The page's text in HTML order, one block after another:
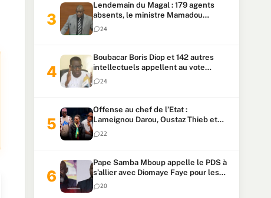
Lendemain du Magal : 179 agents
absents, le ministre Mamadou
Lamine Dianté exige des explications
24
Boubacar Boris Diop et 142 autres
intellectuels appellent au vote
urgent de la révision
constitutionnelle
24
Offense au chef de l’Etat :
Lameignou Darou, Oustaz Thieb et
Ndiaye Touba lourdement
condamnés
22
Pape Samba Mboup appelle le PDS à
s’allier avec Diomaye Faye pour les
locales et tacle Sonko
20